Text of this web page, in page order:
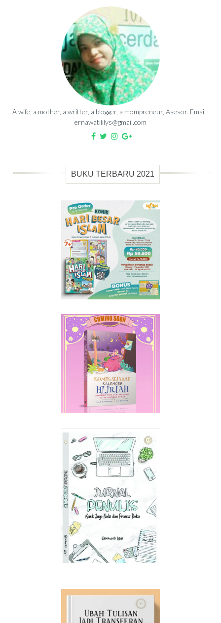
A wife, a mother, a writter, a blogger, a mompreneur, Asesor. Email :
ernawatililys@gmail.com
BUKU TERBARU 2021